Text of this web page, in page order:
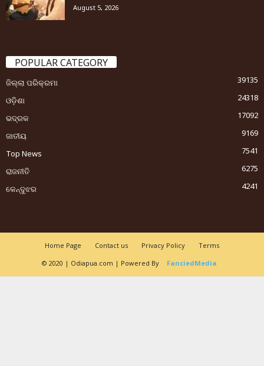
August 5, 2026
POPULAR CATEGORY
ଜିଲ୍ଲା ପରିକ୍ରମା
39135
ଓଡ଼ିଶା
24318
ଭଦ୍ରକ
17092
ଜାତୀୟ
9169
Top News
7541
ରାଜନୀତି
6275
କେନ୍ଦୁଝର
4241
Home Page Contact us Privacy Policy
Terms
© 2020 | Odiapua.com | Powered By
FanciedMedia